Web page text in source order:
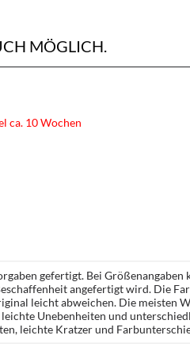
MÖGLICH.
ca. 10 Wochen
gefertigt. Bei Größenangaben
angefertigt wird. Die
leicht abweichen. Die meisten
Unebenheiten und
leichte Kratzer und